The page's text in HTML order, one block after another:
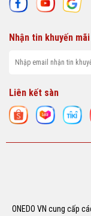
Nhận tin khuyến mãi
Liên kết sàn
ONEDO VN cung cấp